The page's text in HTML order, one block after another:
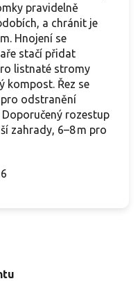
pravidelně
a chránit je
Hnojení se
stačí přidat
listnaté stromy
kompost. Řez se
odstranění
rozestup
zahrady, 6–8 m pro